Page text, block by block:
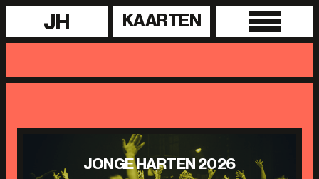
JH KAARTEN
JONGE HARTEN 2026